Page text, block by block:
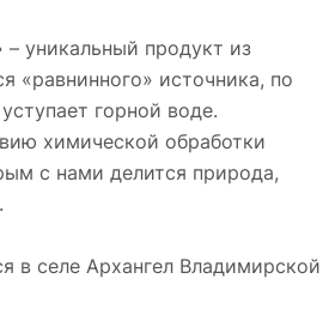
уникальный продукт из
«равнинного» источника, по
горной воде.
химической обработки
с нами делится природа,
в селе Архангел Владимирской